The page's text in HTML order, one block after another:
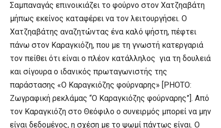
Σαμπαναγάς επινοικιάζει το φούρνο στον Χατζηαβάτη
μήπως εκείνος καταφέρει να τον λειτουργήσει. Ο
Χατζηαβάτης αναζητώντας ένα καλό ψήστη, πέφτει
πάνω στον Καραγκιόζη, που με τη γνωστή κατεργαριά
τον πείθει ότι είναι ο πλέον κατάλληλος για τη δουλειά
και σίγουρα ο ιδανικός πρωταγωνιστής της
παράστασης «Ο Καραγκιόζης φούρναρης» [PΗΟΤΟ:
Ζωγραφική ρεκλάμας “Ο Καραγκιόζης φούρναρης”]. Από
τον Καραγκιόζη στο Θεόφιλο ο συνειρμός μπορεί να μην
είναι δεδομένος, η σχέση με το ψωμί πάντως είναι. Ο